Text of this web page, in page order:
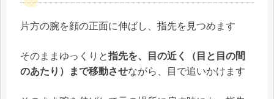
片方の腕を顔の正面に伸ばし、指先を見つめます
そのままゆっくりと指先を、目の近く（目と目の間
のあたり）まで移動させながら、目で追いかけます